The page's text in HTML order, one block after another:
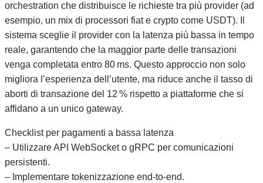
orchestration che distribuisce le richieste tra più provider (ad
esempio, un mix di processori fiat e crypto come USDT). Il
sistema sceglie il provider con la latenza più bassa in tempo
reale, garantendo che la maggior parte delle transazioni
venga completata entro 80 ms. Questo approccio non solo
migliora l’esperienza dell’utente, ma riduce anche il tasso di
aborti di transazione del 12 % rispetto a piattaforme che si
affidano a un unico gateway.
Checklist per pagamenti a bassa latenza
– Utilizzare API WebSocket o gRPC per comunicazioni
persistenti.
– Implementare tokenizzazione end‑to‑end.